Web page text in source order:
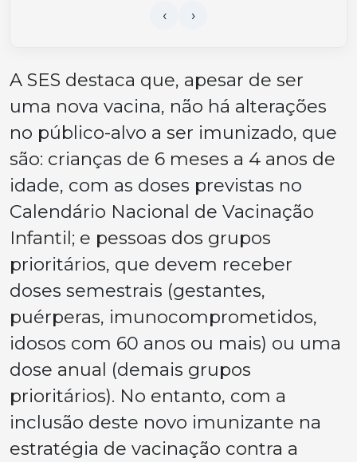
A SES destaca que, apesar de ser
uma nova vacina, não há alterações
no público-alvo a ser imunizado, que
são: crianças de 6 meses a 4 anos de
idade, com as doses previstas no
Calendário Nacional de Vacinação
Infantil; e pessoas dos grupos
prioritários, que devem receber
doses semestrais (gestantes,
puérperas, imunocomprometidos,
idosos com 60 anos ou mais) ou uma
dose anual (demais grupos
prioritários). No entanto, com a
inclusão deste novo imunizante na
estratégia de vacinação contra a